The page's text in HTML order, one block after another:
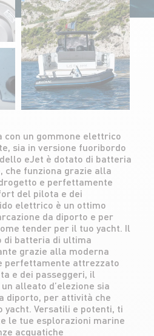
con un gommone elettrico
sia in versione fuoribordo
eJet è dotato di batteria
che funziona grazie alla
e perfettamente
del pilota e dei
elettrico è un ottimo
da diporto e per
tender per il tuo yacht. Il
di batteria di ultima
grazie alla moderna
perfettamente attrezzato
e dei passeggeri, il
alleato d’elezione sia
diporto, per attività che
yacht. Versatili e potenti, ti
le tue esplorazioni marine
acquatiche